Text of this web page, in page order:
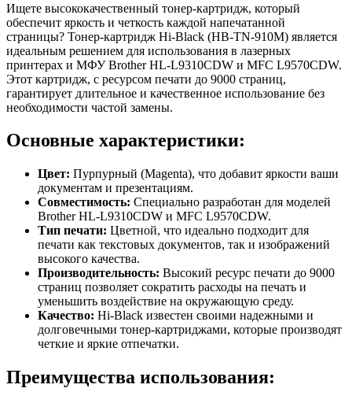
Ищете высококачественный тонер-картридж, который
обеспечит яркость и четкость каждой напечатанной
страницы? Тонер-картридж Hi-Black (HB-TN-910M) является
идеальным решением для использования в лазерных
принтерах и МФУ Brother HL-L9310CDW и MFC L9570CDW.
Этот картридж, с ресурсом печати до 9000 страниц,
гарантирует длительное и качественное использование без
необходимости частой замены.
Основные характеристики:
Цвет: Пурпурный (Magenta), что добавит яркости ваши
документам и презентациям.
Совместимость: Специально разработан для моделей
Brother HL-L9310CDW и MFC L9570CDW.
Тип печати: Цветной, что идеально подходит для
печати как текстовых документов, так и изображений
высокого качества.
Производительность: Высокий ресурс печати до 9000
страниц позволяет сократить расходы на печать и
уменьшить воздействие на окружающую среду.
Качество: Hi-Black известен своими надежными и
долговечными тонер-картриджами, которые производят
четкие и яркие отпечатки.
Преимущества использования: